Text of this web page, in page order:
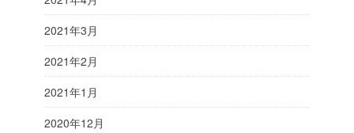
2021年3月
2021年2月
2021年1月
2020年12月